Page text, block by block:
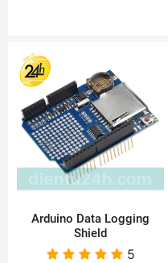
Arduino Data Logging
Shield
5